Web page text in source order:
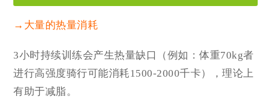
→大量的热量消耗
3小时持续训练会产生热量缺口（例如：体重70kg者
进行高强度骑行可能消耗1500-2000千卡），理论上
有助于减脂。